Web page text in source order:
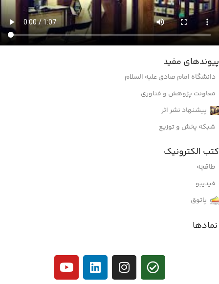
پیوندهای مفید
دانشگاه امام صادق علیه السلام
معاونت پژوهش و فناوری
پیشنهاد نشر اثر
شبکه پخش و توزیع
کتب الکترونیک
طاقچه
فیدیبو
پاتوق
نمادها